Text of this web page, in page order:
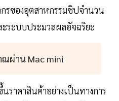
รของอุตสาหกรรมชิปจำนวน
ระบบประมวลผลอัจฉริยะ
ณผ่าน Mac mini
ราคาสินค้าอย่างเป็นทางการ